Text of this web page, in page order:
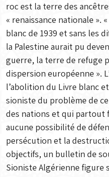
roc est la terre des
« renaissance nationale ».
blanc de 1939 et sans les
la Palestine aurait pu
guerre, la terre de refuge
dispersion européenne ».
l’abolition du Livre blanc
sioniste du problème de
des nations et qui partout
aucune possibilité de
persécution et la
objectifs, un bulletin de
Sioniste Algérienne figure